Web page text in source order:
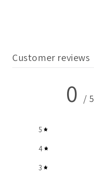
Customer reviews
0 / 5
5
4
3